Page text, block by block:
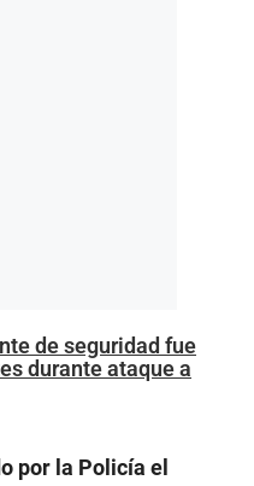
de seguridad fue
durante ataque a
por la Policía el